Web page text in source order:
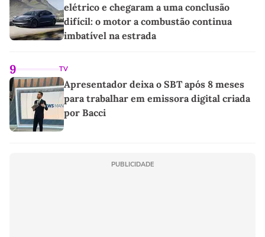
elétrico e chegaram a uma conclusão
difícil: o motor a combustão continua
imbatível na estrada
9 TV
Apresentador deixa o SBT após 8 meses
para trabalhar em emissora digital criada
por Bacci
PUBLICIDADE